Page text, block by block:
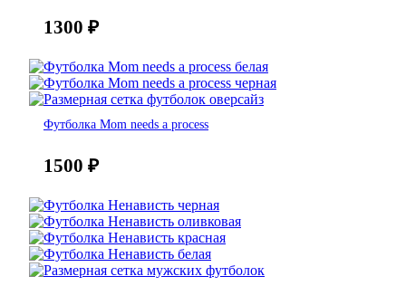
1300 ₽
Футболка Mom needs a process
1500 ₽